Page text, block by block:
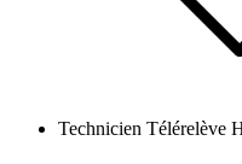
Technicien Télérelève